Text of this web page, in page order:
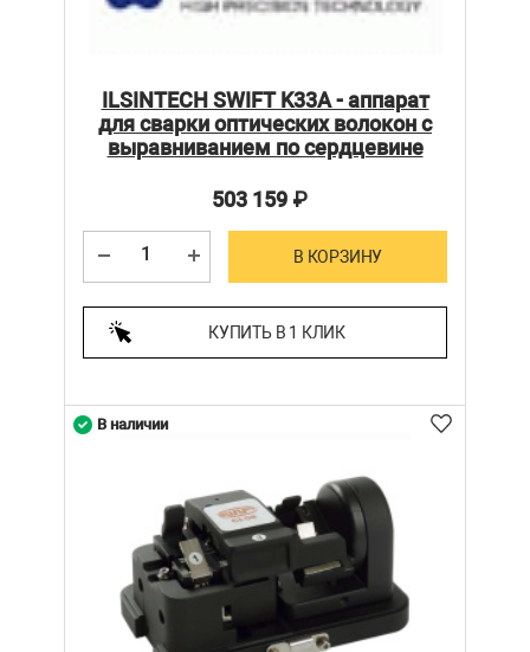
ILSINTECH SWIFT K33A - аппарат
для сварки оптических волокон с
выравниванием по сердцевине
503 159₽
В КОРЗИНУ
КУПИТЬ В 1 КЛИК
В наличии